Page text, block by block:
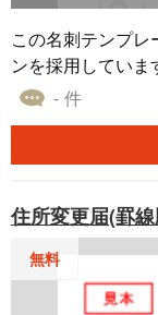
この名刺テンプ
ンを採用しています。 名刺は自身や組織を他者に
信用を築くうえ
（ワード）形式
にカスタマイズで
さい。
- 件
住所変更届(罫
無料